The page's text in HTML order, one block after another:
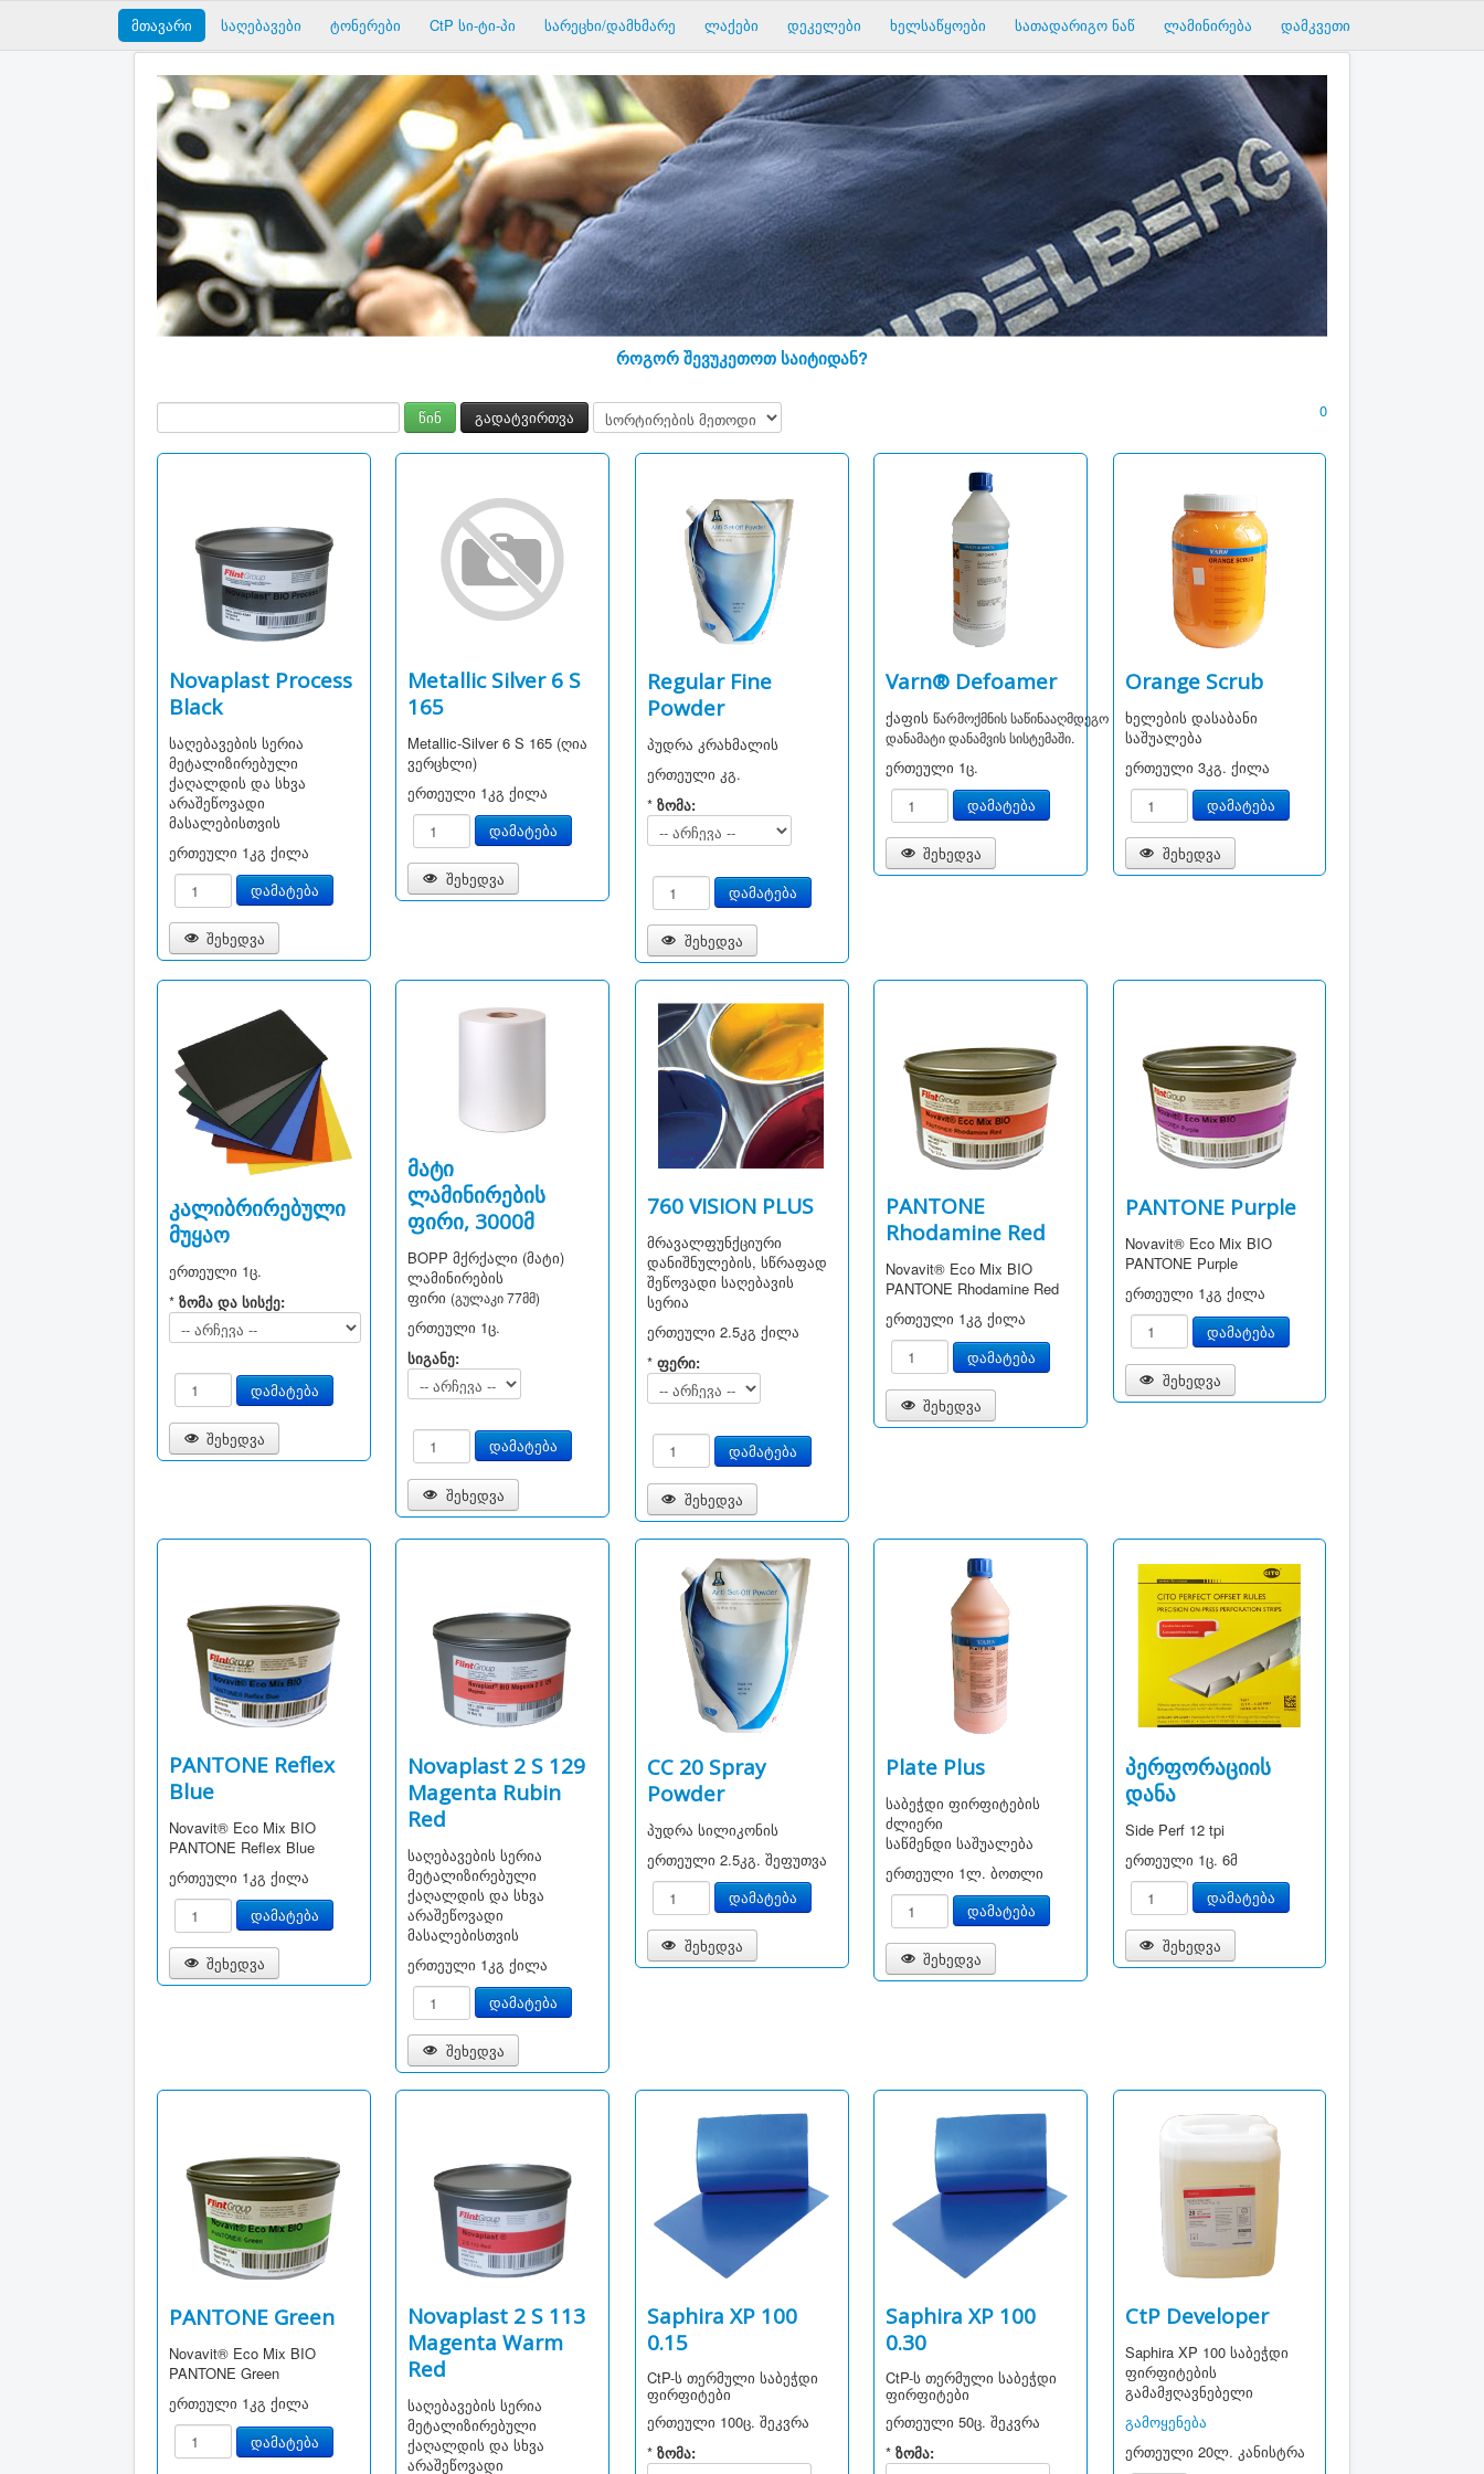
მთავარი საღებავები ტონერები CtP სი-ტი-პი სარეცხი/დამხმარე ლაქები დეკელები ხელსაწყოები სათადარიგო ნაწ ლამინირება დამკვეთი
როგორ შევუკეთოთ საიტიდან?
0
Novaplast Process
Black
საღებავების სერია
მეტალიზირებული
ქაღალდის და სხვა
არაშეწოვადი
მასალებისთვის
ერთეული 1კგ ქილა
შეხედვა
Metallic Silver 6 S
165
Metallic-Silver 6 S 165 (ღია
ვერცხლი)
ერთეული 1კგ ქილა
შეხედვა
Regular Fine
Powder
პუდრა კრახმალის
ერთეული კგ.
* ზომა:
შეხედვა
Varn® Defoamer
ქაფისწარმოქმნისსაწინააღმდეგო
დანამატი დანამვის სისტემაში.
ერთეული 1ც.
შეხედვა
Orange Scrub
ხელების დასაბანი
საშუალება
ერთეული 3კგ. ქილა
შეხედვა
კალიბრირებული
მუყაო
ერთეული 1ც.
* ზომა და სისქე:
შეხედვა
მატი
ლამინირების
ფირი, 3000მ
BOPP მქრქალი (მატი)
ლამინირების
ფირი (გულაკი 77მმ)
ერთეული 1ც.
სიგანე:
შეხედვა
760 VISION PLUS
მრავალფუნქციური
დანიშნულების, სწრაფად
შეწოვადი საღებავის
სერია
ერთეული 2.5კგ ქილა
* ფერი:
შეხედვა
PANTONE
Rhodamine Red
Novavit® Eco Mix BIO
PANTONE Rhodamine Red
ერთეული 1კგ ქილა
შეხედვა
PANTONE Purple
Novavit® Eco Mix BIO
PANTONE Purple
ერთეული 1კგ ქილა
შეხედვა
PANTONE Reflex
Blue
Novavit® Eco Mix BIO
PANTONE Reflex Blue
ერთეული 1კგ ქილა
შეხედვა
Novaplast 2 S 129
Magenta Rubin
Red
საღებავების სერია
მეტალიზირებული
ქაღალდის და სხვა
არაშეწოვადი
მასალებისთვის
ერთეული 1კგ ქილა
შეხედვა
CC 20 Spray
Powder
პუდრა სილიკონის
ერთეული 2.5კგ. შეფუთვა
შეხედვა
Plate Plus
საბეჭდი ფირფიტების
ძლიერი
საწმენდი საშუალება
ერთეული 1ლ. ბოთლი
შეხედვა
პერფორაციის
დანა
Side Perf 12 tpi
ერთეული 1ც. 6მ
შეხედვა
PANTONE Green
Novavit® Eco Mix BIO
PANTONE Green
ერთეული 1კგ ქილა
Novaplast 2 S 113
Magenta Warm
Red
საღებავების სერია
მეტალიზირებული
ქაღალდის და სხვა
არაშეწოვადი
Saphira XP 100
0.15
CtP-ს თერმული საბეჭდი
ფირფიტები
ერთეული 100ც. შეკვრა
* ზომა:
Saphira XP 100
0.30
CtP-ს თერმული საბეჭდი
ფირფიტები
ერთეული 50ც. შეკვრა
* ზომა:
CtP Developer
Saphira XP 100 საბეჭდი
ფირფიტების
გამამჟღავნებელი
გამოყენება
ერთეული 20ლ. კანისტრა